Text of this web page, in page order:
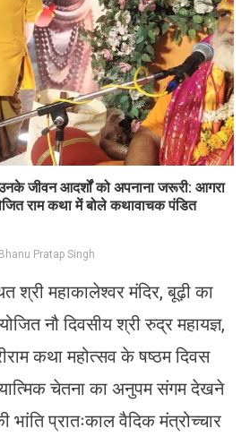
जीवन आदर्शों को अपनाना जरूरी: आगरा
राम कथा में बोले कथावाचक पंडित
Pratap Singh
श्री महाकालेश्वर मंदिर, बूढ़ी का
नौ दिवसीय श्री रुद्र महायज्ञ,
कथा महोत्सव के षष्ठम दिवस
चेतना का अनुपम संगम देखने
भांति प्रातःकाल वैदिक मंत्रोच्चार